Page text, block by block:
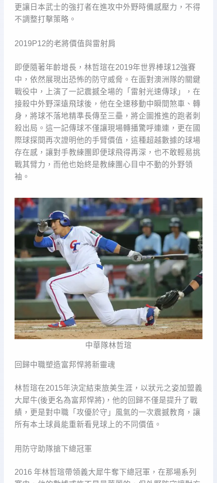
更讓日本武士的強打者在進攻中外野時備感壓力，不得
不調整打擊策略。
2019P12的老將價值與雷射肩
即便隨著年齡增長，林哲瑄在2019年世界棒球12強賽
中，依然展現出恐怖的防守威脅。在面對澳洲隊的關鍵
戰役中，上演了一記震撼全場的「雷射光速傳球」，在
接殺中外野深遠飛球後，他在全速移動中瞬間煞車、轉
身，將球不落地精準長傳至三壘，將企圖推進的跑者刺
殺出局。這一記傳球不僅讓現場轉播驚呼連連，更在國
際球探間再次證明他的手臂價值，這種超越數據的球場
存在感，讓對手教練團即便球飛得再深，也不敢輕易挑
戰其臂力，而他也始終是教練團心目中不動的外野領
袖。
中華隊林哲瑄
回歸中職塑造富邦悍將新靈魂
林哲瑄在2015年決定結束旅美生涯，以狀元之姿加盟義
大犀牛(後更名為富邦悍將)，他的回歸不僅是提升了戰
績，更是對中職「攻優於守」風氣的一次震撼教育，讓
所有本土球員能重新看見球上的不同價值。
用防守助隊搶下總冠軍
2016 年林哲瑄帶領義大犀牛奪下總冠軍，在那場系列